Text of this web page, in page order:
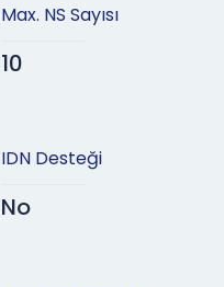
Max. NS Sayısı
10
IDN Desteği
No